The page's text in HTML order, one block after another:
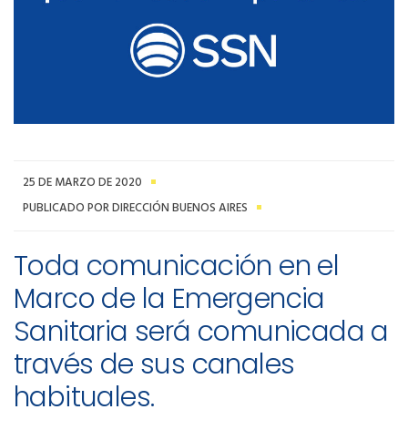
25 DE MARZO DE 2020
PUBLICADO POR DIRECCIÓN BUENOS AIRES
Toda comunicación en el
Marco de la Emergencia
Sanitaria será comunicada a
través de sus canales
habituales.